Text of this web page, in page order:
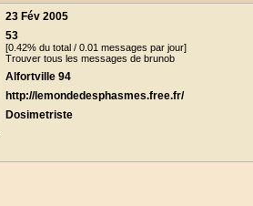
23 Fév 2005
53
[0.42% du total / 0.01 messages par jour]
Trouver tous les messages de brunob
Alfortville 94
http://lemondedesphasmes.free.fr/
Dosimetriste